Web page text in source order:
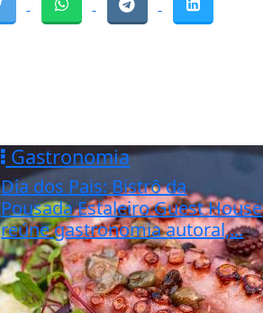
Gastronomia
Dia dos Pais: Bistrô da
Pousada Estaleiro Guest House
reúne gastronomia autoral,...